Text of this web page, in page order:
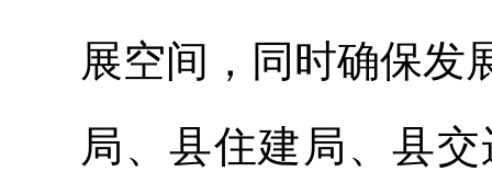
展空间，同时确保发
局、县住建局、县